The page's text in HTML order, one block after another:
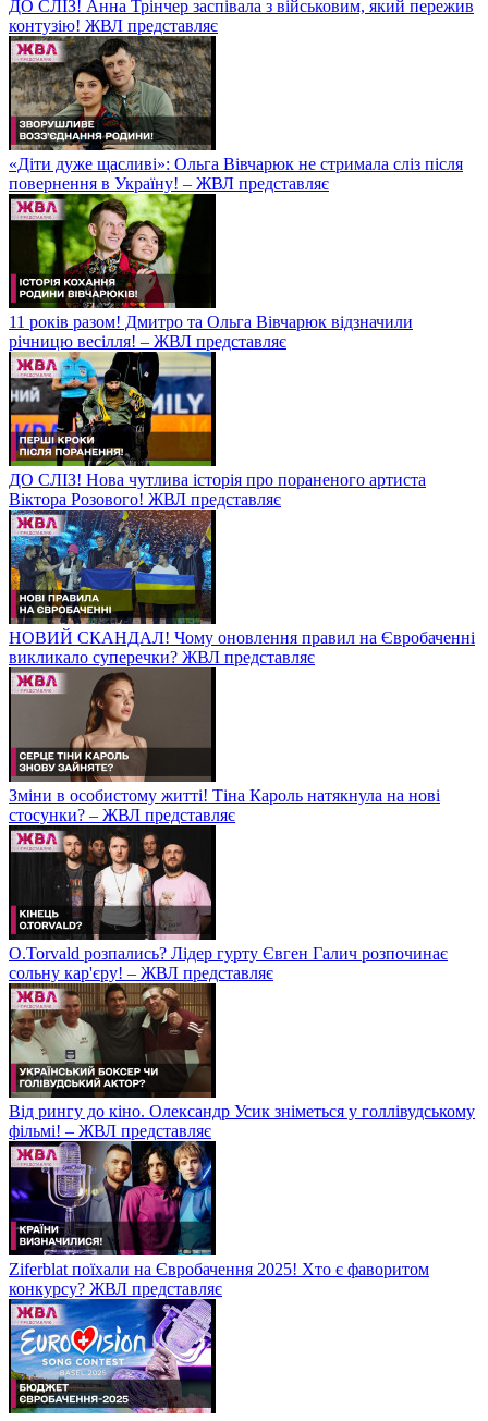
ДО СЛІЗ! Анна Трінчер заспівала з військовим, який пережив
контузію! ЖВЛ представляє
«Діти дуже щасливі»: Ольга Вівчарюк не стримала сліз після
повернення в Україну! – ЖВЛ представляє
11 років разом! Дмитро та Ольга Вівчарюк відзначили
річницю весілля! – ЖВЛ представляє
ДО СЛІЗ! Нова чутлива історія про пораненого артиста
Віктора Розового! ЖВЛ представляє
НОВИЙ СКАНДАЛ! Чому оновлення правил на Євробаченні
викликало суперечки? ЖВЛ представляє
Зміни в особистому житті! Тіна Кароль натякнула на нові
стосунки? – ЖВЛ представляє
O.Torvald розпались? Лідер гурту Євген Галич розпочинає
сольну кар'єру! – ЖВЛ представляє
Від рингу до кіно. Олександр Усик зніметься у голлівудському
фільмі! – ЖВЛ представляє
Ziferblat поїхали на Євробачення 2025! Хто є фаворитом
конкурсу? ЖВЛ представляє